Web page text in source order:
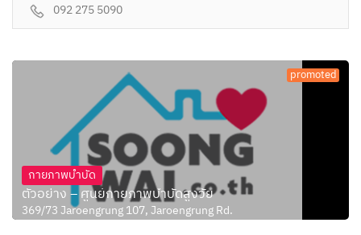
092 275 5090
promoted
กายภาพบำบัด
ตัวอย่าง – ศูนย์กายภาพบำบัดสูงวัย
369/73 Jaroengrung 107, Jaroengrung Rd.